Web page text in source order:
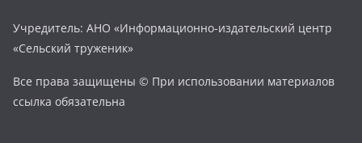
Учредитель: АНО «Информационно-издательский центр
«Сельский труженик»
Все права защищены © При использовании материалов
ссылка обязательна